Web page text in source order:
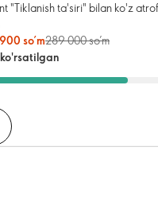
"Tiklanish ta'siri" bilan ko'z
so’m289 000 so’m